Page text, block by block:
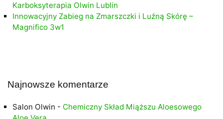
Karboksyterapia Olwin Lublin
Innowacyjny Zabieg na Zmarszczki i Luźną Skórę –
Magnifico 3w1
Najnowsze komentarze
Salon Olwin - Chemiczny Skład Miąższu Aloesowego